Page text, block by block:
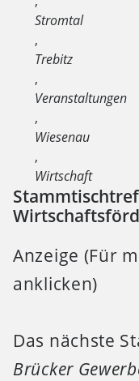
Stromtal
,
Trebitz
,
Veranstaltungen
,
Wiesenau
,
Wirtschaft
Anzeige (Für
anklicken)
Das nächste
Brücker